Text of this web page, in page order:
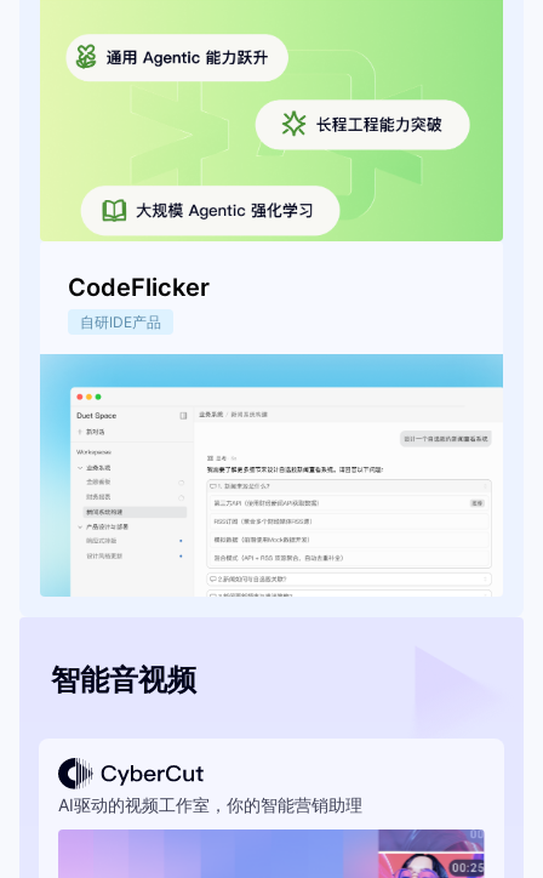
CodeFlicker
自研IDE产品
智能音视频
AI驱动的视频工作室，你的智能营销助理